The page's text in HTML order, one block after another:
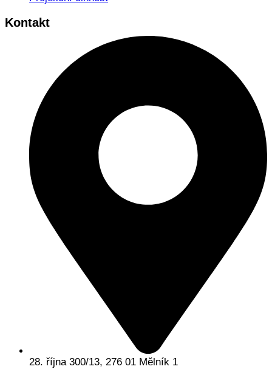
Kontakt
28. října 300/13, 276 01 Mělník 1